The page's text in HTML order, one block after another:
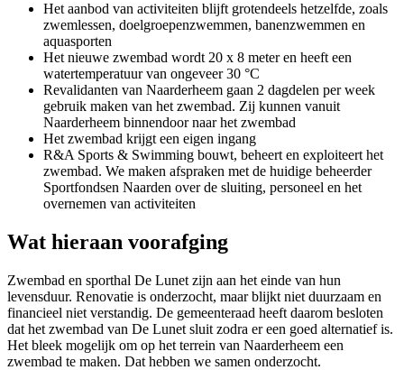
Het aanbod van activiteiten blijft grotendeels hetzelfde, zoals
zwemlessen, doelgroepenzwemmen, banenzwemmen en
aquasporten
Het nieuwe zwembad wordt 20 x 8 meter en heeft een
watertemperatuur van ongeveer 30 °C
Revalidanten van Naarderheem gaan 2 dagdelen per week
gebruik maken van het zwembad. Zij kunnen vanuit
Naarderheem binnendoor naar het zwembad
Het zwembad krijgt een eigen ingang
R&A Sports & Swimming bouwt, beheert en exploiteert het
zwembad. We maken afspraken met de huidige beheerder
Sportfondsen Naarden over de sluiting, personeel en het
overnemen van activiteiten
Wat hieraan voorafging
Zwembad en sporthal De Lunet zijn aan het einde van hun
levensduur. Renovatie is onderzocht, maar blijkt niet duurzaam en
financieel niet verstandig. De gemeenteraad heeft daarom besloten
dat het zwembad van De Lunet sluit zodra er een goed alternatief is.
Het bleek mogelijk om op het terrein van Naarderheem een
zwembad te maken. Dat hebben we samen onderzocht.